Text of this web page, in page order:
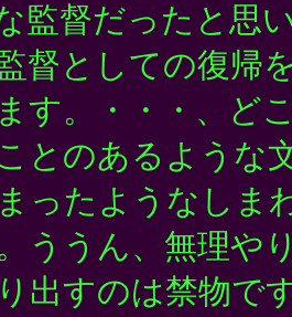
監督だったと思
督としての復帰
す。・・・、ど
とのあるような
ったようなしま
ううん、無理や
出すのは禁物で